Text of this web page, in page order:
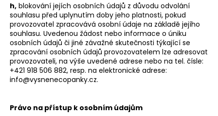
h, blokování jejích osobních údajů z důvodu odvolání
souhlasu před uplynutím doby jeho platnosti, pokud
provozovatel zpracovává osobní údaje na základě jejího
souhlasu. Uvedenou žádost nebo informace o úniku
osobních údajů či jiné závažné skutečnosti týkající se
zpracování osobních údajů provozovatelem lze adresovat
provozovateli, na výše uvedené adrese nebo na tel. čísle:
+421 918 506 882, resp. na elektronické adrese:
info@vysnenecopanky.cz.
Právo na přístup k osobním údajům